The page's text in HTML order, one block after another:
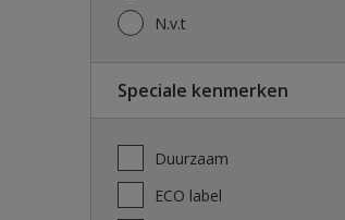
N.v.t
Speciale kenmerken
Duurzaam
ECO label